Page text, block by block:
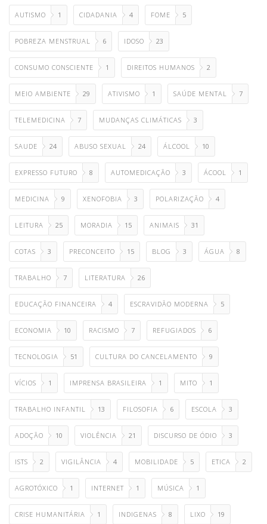
AUTISMO 1 CIDADANIA 4 FOME 5
POBREZA MENSTRUAL 6 IDOSO 23
CONSUMO CONSCIENTE 1 DIREITOS HUMANOS 2
MEIO AMBIENTE 29 ATIVISMO 1 SAÚDE MENTAL 7
TELEMEDICINA 7 MUDANÇAS CLIMÁTICAS 3
SAUDE 24 ABUSO SEXUAL 24 ÁLCOOL 10
EXPRESSO FUTURO 8 AUTOMEDICAÇÃO 3 ÁCOOL 1
MEDICINA 9 XENOFOBIA 3 POLARIZAÇÃO 4
LEITURA 25 MORADIA 15 ANIMAIS 31
COTAS 3 PRECONCEITO 15 BLOG 3 ÁGUA 8
TRABALHO 7 LITERATURA 26
EDUCAÇÃO FINANCEIRA 4 ESCRAVIDÃO MODERNA 5
ECONOMIA 10 RACISMO 7 REFUGIADOS 6
TECNOLOGIA 51 CULTURA DO CANCELAMENTO 9
VÍCIOS 1 IMPRENSA BRASILEIRA 1 MITO 1
TRABALHO INFANTIL 13 FILOSOFIA 6 ESCOLA 3
ADOÇÃO 10 VIOLÊNCIA 21 DISCURSO DE ÓDIO 3
ISTS 2 VIGILÂNCIA 4 MOBILIDADE 5 ETICA 2
AGROTÓXICO 1 INTERNET 1 MÚSICA 1
CRISE HUMANITÁRIA 1 INDIGENAS 8 LIXO 19